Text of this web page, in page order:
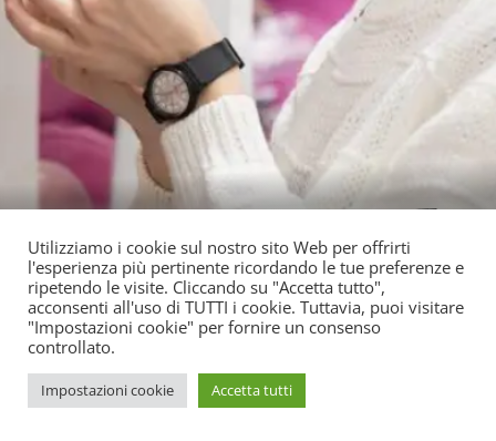
Curiosità Tecniche di vendita
INNOVAZIONI DESIGN DEI
NEGOZI
Utilizziamo i cookie sul nostro sito Web per offrirti
l'esperienza più pertinente ricordando le tue preferenze e
ripetendo le visite. Cliccando su "Accetta tutto",
acconsenti all'uso di TUTTI i cookie. Tuttavia, puoi visitare
"Impostazioni cookie" per fornire un consenso
controllato.
Impostazioni cookie Accetta tutti